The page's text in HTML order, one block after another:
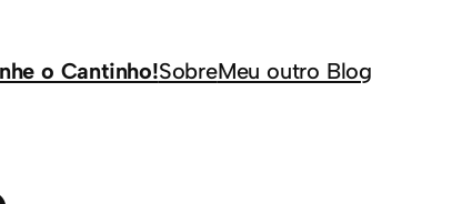
o Cantinho!SobreMeu outro Blog